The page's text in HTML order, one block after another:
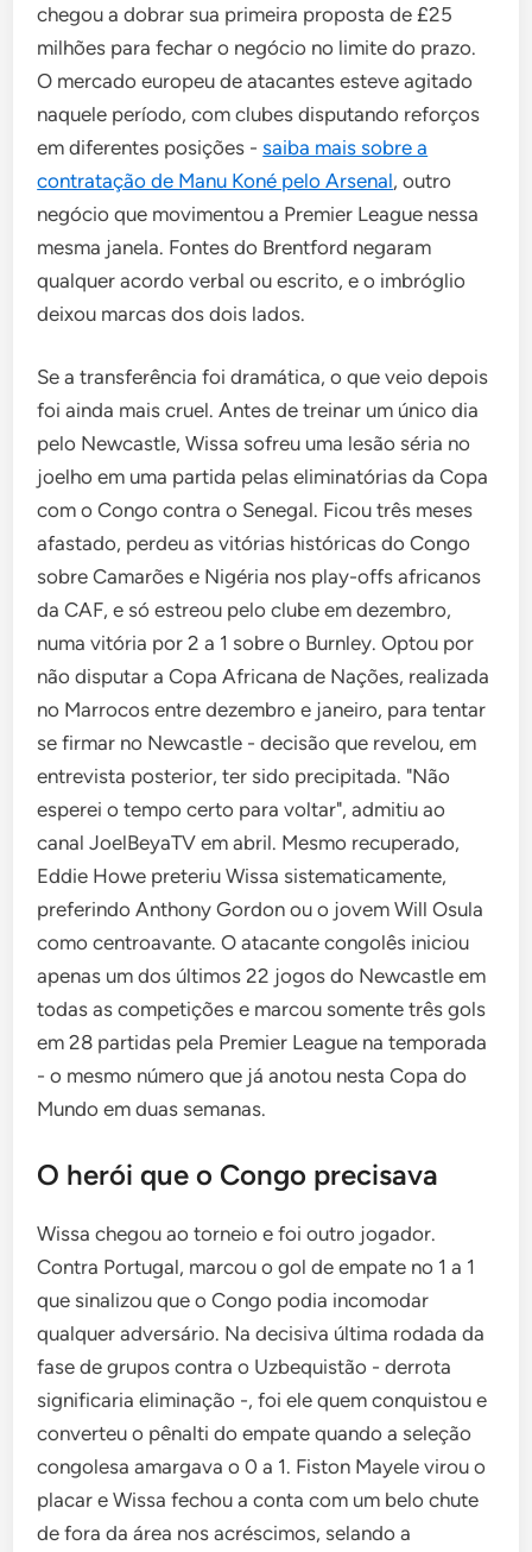
chegou a dobrar sua primeira proposta de £25
milhões para fechar o negócio no limite do prazo.
O mercado europeu de atacantes esteve agitado
naquele período, com clubes disputando reforços
em diferentes posições -saiba mais sobre a
contratação de Manu Koné pelo Arsenal, outro
negócio que movimentou a Premier League nessa
mesma janela. Fontes do Brentford negaram
qualquer acordo verbal ou escrito, e o imbróglio
deixou marcas dos dois lados.
Se a transferência foi dramática, o que veio depois
foi ainda mais cruel. Antes de treinar um único dia
pelo Newcastle, Wissa sofreu uma lesão séria no
joelho em uma partida pelas eliminatórias da Copa
com o Congo contra o Senegal. Ficou três meses
afastado, perdeu as vitórias históricas do Congo
sobre Camarões e Nigéria nos play-offs africanos
da CAF, e só estreou pelo clube em dezembro,
numa vitória por 2 a 1 sobre o Burnley. Optou por
não disputar a Copa Africana de Nações, realizada
no Marrocos entre dezembro e janeiro, para tentar
se firmar no Newcastle - decisão que revelou, em
entrevista posterior, ter sido precipitada. "Não
esperei o tempo certo para voltar", admitiu ao
canal JoelBeyaTV em abril. Mesmo recuperado,
Eddie Howe preteriu Wissa sistematicamente,
preferindo Anthony Gordon ou o jovem Will Osula
como centroavante. O atacante congolês iniciou
apenas um dos últimos 22 jogos do Newcastle em
todas as competições e marcou somente três gols
em 28 partidas pela Premier League na temporada
- o mesmo número que já anotou nesta Copa do
Mundo em duas semanas.
O herói que o Congo precisava
Wissa chegou ao torneio e foi outro jogador.
Contra Portugal, marcou o gol de empate no 1 a 1
que sinalizou que o Congo podia incomodar
qualquer adversário. Na decisiva última rodada da
fase de grupos contra o Uzbequistão - derrota
significaria eliminação -, foi ele quem conquistou e
converteu o pênalti do empate quando a seleção
congolesa amargava o 0 a 1. Fiston Mayele virou o
placar e Wissa fechou a conta com um belo chute
de fora da área nos acréscimos, selando a